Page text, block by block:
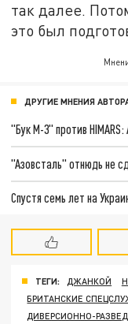
так далее.
это был
ДРУГИЕ МНЕНИЯ
"Бук М-3" против
"Азовсталь" отнюдь не
Спустя семь лет на
ТЕГИ: ДЖАНКОЙ
БРИТАНСКИЕ
ДИВЕРСИОННО-